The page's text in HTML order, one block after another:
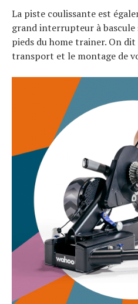
La piste coulissante est
grand interrupteur à bascule
pieds du home trainer. On
transport et le montage de